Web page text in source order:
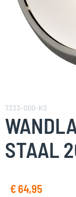
naar
het
begin
van
de
afbeeldingen-
7333-000-KS
STAAL
€ 64,95